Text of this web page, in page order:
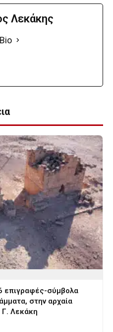
Λεκάκης
επιγραφές-σύμβολα
στην αρχαία
Γ. Λεκάκη